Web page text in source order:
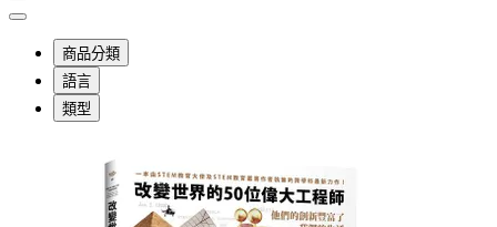
商品分類
語言
類型